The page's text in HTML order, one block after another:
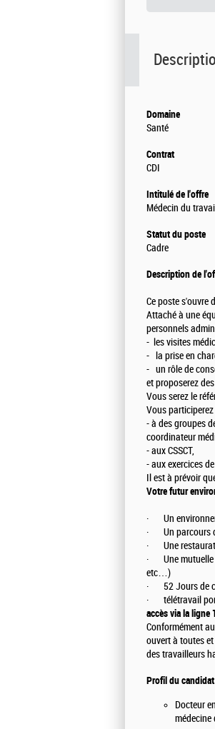
Domaine
Santé
Contrat
CDI
Intitulé de l'offre
Médecin du
Statut du poste
Cadre
Description de
Ce poste s'ouvre
Attaché à une
personnels
- les visites
- la prise en
- un rôle de
et proposerez
Vous serez le
Vous participerez
- à des groupes
coordinateur
- aux CSSCT,
- aux exercices
Il est à prévoir
Votre futur
· Un
· Un parcours
· Une
· Une mutuelle
etc…)
· 52 Jours de
· télétravail
accès via la
Conformément
ouvert à toutes
des travailleurs
Profil du candidat
Docteur